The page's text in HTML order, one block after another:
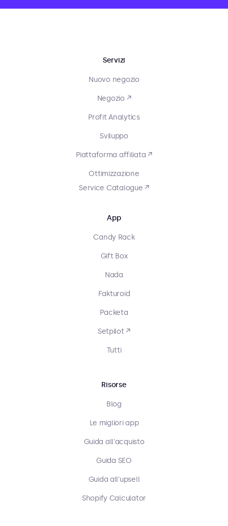
Servizi
Nuovo negozio
Negozio ↗
Profit Analytics
Sviluppo
Piattaforma affiliata ↗
Ottimizzazione
Service Catalogue ↗
App
Candy Rack
Gift Box
Nada
Fakturoid
Packeta
Setpilot ↗
Tutti
Risorse
Blog
Le migliori app
Guida all'acquisto
Guida SEO
Guida all'upsell
Shopify Calculator